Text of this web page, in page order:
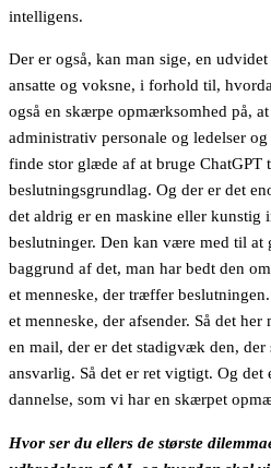
intelligens.
Der er også, kan man sige, en
ansatte og voksne, i forhold til,
også en skærpe opmærksomhed på,
administrativ personale og ledelser
finde stor glæde af at bruge ChatGPT
beslutningsgrundlag. Og der er det
det aldrig er en maskine eller kunstig
beslutninger. Den kan være med til at
baggrund af det, man har bedt den
et menneske, der træffer
et menneske, der afsender. Så det
en mail, der er det stadigvæk den, der
ansvarlig. Så det er ret vigtigt. Og det
dannelse, som vi har en skærpet
Hvor ser du ellers de største